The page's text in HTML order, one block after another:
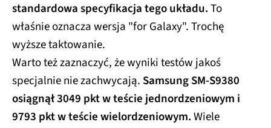
standardowa specyfikacja tego układu.To
właśnie oznacza wersja "for Galaxy". Trochę
wyższe taktowanie.
Warto też zaznaczyć, że wyniki testów jakoś
specjalnie nie zachwycają. Samsung SM-S9380
osiągnął 3049 pkt w teście jednordzeniowym i
9793 pkt w teście wielordzeniowym.Wiele